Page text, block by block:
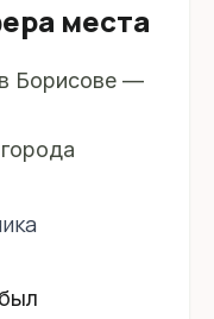
места
Борисове —
был